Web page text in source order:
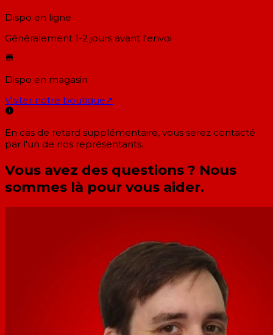
Dispo en ligne
Généralement 1-2 jours avant l'envoi
Dispo en magasin
Visiter notre boutique↗
En cas de retard supplémentaire, vous serez contacté
par l'un de nos représentants.
Vous avez des questions ? Nous
sommes là pour vous aider.